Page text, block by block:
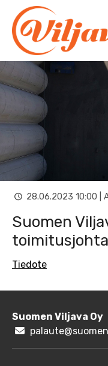
28.06.2023 10:00 |
Suomen
Tiedote
Suomen Viljava Oy